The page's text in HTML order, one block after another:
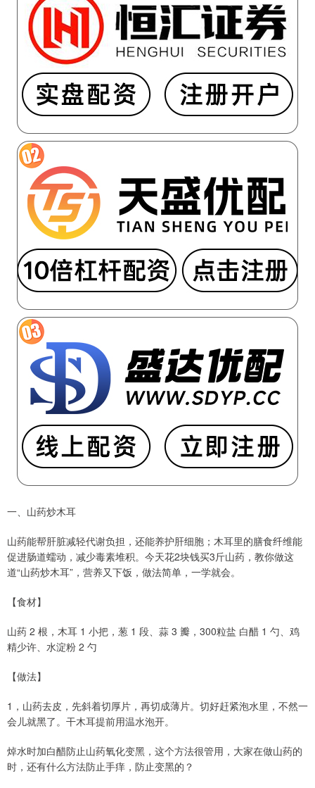
一、山药炒木耳
山药能帮肝脏减轻代谢负担，还能养护肝细胞；木耳里的膳食纤维能
促进肠道蠕动，减少毒素堆积。今天花2块钱买3斤山药，教你做这
道“山药炒木耳”，营养又下饭，做法简单，一学就会。
【食材】
山药 2 根，木耳 1 小把，葱 1 段、蒜 3 瓣，300粒盐 白醋 1 勺、鸡
精少许、水淀粉 2 勺
【做法】
1，山药去皮，先斜着切厚片，再切成薄片。切好赶紧泡水里，不然一
会儿就黑了。干木耳提前用温水泡开。
焯水时加白醋防止山药氧化变黑，这个方法很管用，大家在做山药的
时，还有什么方法防止手痒，防止变黑的？